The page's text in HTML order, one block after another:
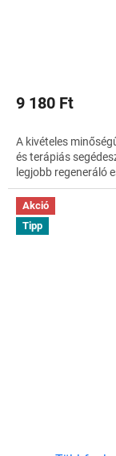
9 180 Ft
A kivételes
és terápiás
legjobb regeneráló
Akció
Tipp